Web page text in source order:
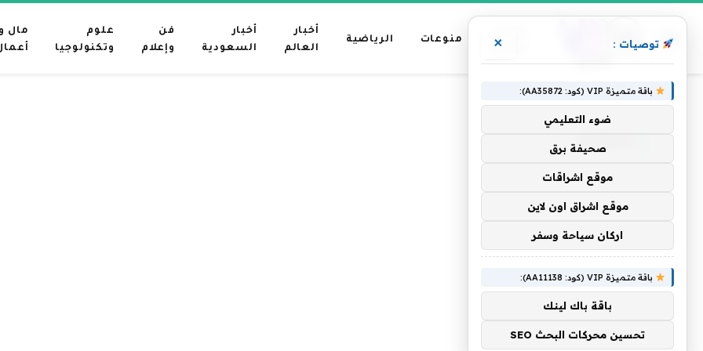
رئيسية
منوعات الرياضية
أخبار
العالم
أخبار
السعودية
فن
وإعلام
علوم
وتكنولوجيا
مال و
الرئيسية » كالشلال
كالشلال
توصيات : ×
باقة متميزة VIP (كود: AA35872):
ضوء التعليمي
صحيفة برق
موقع اشراقات
موقع اشراق اون لاين
اركان سياحة وسفر
باقة متميزة VIP (كود: AA11138):
باقة باك لينك
تحسين محركات البحث SEO